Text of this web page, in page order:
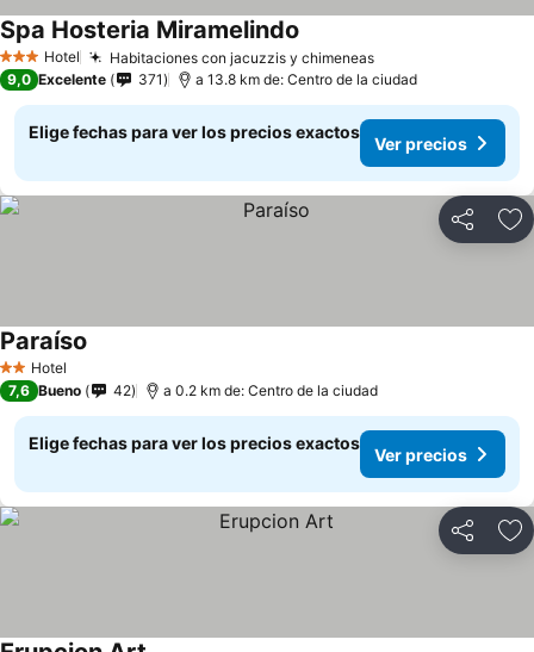
3 Estrellas
Hotel Habitaciones con jacuzzis y chimeneas
Spa Hosteria Miramelindo
9,0 Excelente 371 a 13.8 km de: Centro de la ciudad
Elige fechas para ver los precios exactos
Ver precios
Compartir
2 Estrellas
Hotel
Paraíso
7,6 Bueno 42 a 0.2 km de: Centro de la ciudad
Elige fechas para ver los precios exactos
Ver precios
Compartir